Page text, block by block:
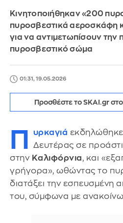
Κινητοποιήθηκαν «200
πυροσβεστικά αεροσκάφη
για να αντιμετωπίσουν την
πυροσβεστικό σώμα
01:31, 19.05.2026
Προσθέστε το SKAI.gr στο
Π υρκαγιά
Δευτέρας σε
στην Καλιφόρνια, και
γρήγορα», ωθώντας το
διατάξει την εσπευσμένη
του, σύμφωνα με